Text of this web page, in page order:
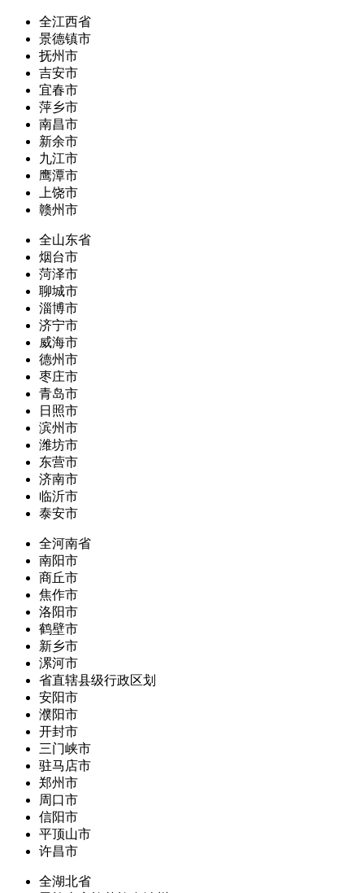
全江西省
景德镇市
抚州市
吉安市
宜春市
萍乡市
南昌市
新余市
九江市
鹰潭市
上饶市
赣州市
全山东省
烟台市
菏泽市
聊城市
淄博市
济宁市
威海市
德州市
枣庄市
青岛市
日照市
滨州市
潍坊市
东营市
济南市
临沂市
泰安市
全河南省
南阳市
商丘市
焦作市
洛阳市
鹤壁市
新乡市
漯河市
省直辖县级行政区划
安阳市
濮阳市
开封市
三门峡市
驻马店市
郑州市
周口市
信阳市
平顶山市
许昌市
全湖北省